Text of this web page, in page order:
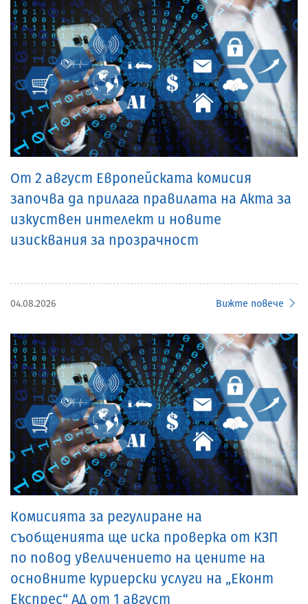
От 2 август Европейската комисия
започва да прилага правилата на Акта за
изкуствен интелект и новите
изисквания за прозрачност
04.08.2026 Вижте повече
Комисията за регулиране на
съобщенията ще иска проверка от КЗП
по повод увеличението на цените на
основните куриерски услуги на „Еконт
Експрес“ АД от 1 август